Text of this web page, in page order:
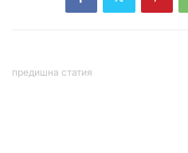
предишна статия